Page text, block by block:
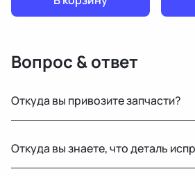
Вопрос & ответ
Откуда вы привозите запчасти?
проверенных аукционах в
странах. Все детали проходят
Откуда вы знаете, что деталь